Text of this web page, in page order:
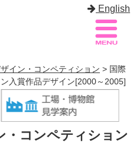
English
サイトマップ
イン・コンペティション > 国際
入賞作品デザイン[2000～2005]
・コンペティション